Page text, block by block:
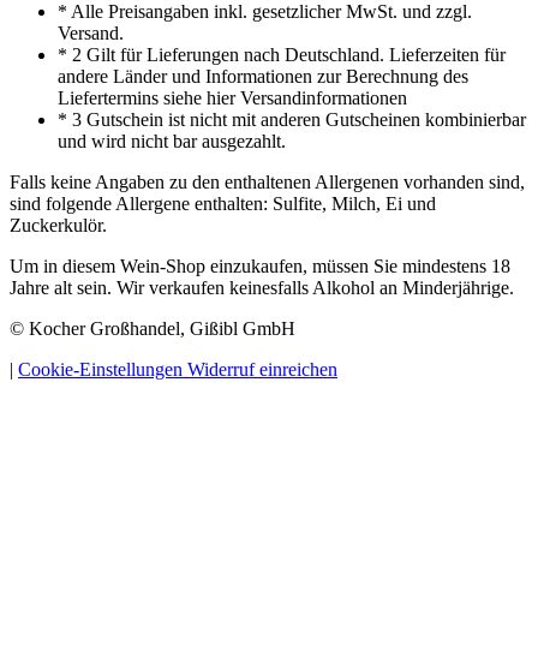
* Alle Preisangaben inkl. gesetzlicher MwSt. und zzgl.
Versand.
* 2 Gilt für Lieferungen nach Deutschland. Lieferzeiten für
andere Länder und Informationen zur Berechnung des
Liefertermins siehe hier Versandinformationen
* 3 Gutschein ist nicht mit anderen Gutscheinen kombinierbar
und wird nicht bar ausgezahlt.
Falls keine Angaben zu den enthaltenen Allergenen vorhanden sind,
sind folgende Allergene enthalten: Sulfite, Milch, Ei und
Zuckerkulör.
Um in diesem Wein-Shop einzukaufen, müssen Sie mindestens 18
Jahre alt sein. Wir verkaufen keinesfalls Alkohol an Minderjährige.
© Kocher Großhandel, Gißibl GmbH
| Cookie-Einstellungen Widerruf einreichen